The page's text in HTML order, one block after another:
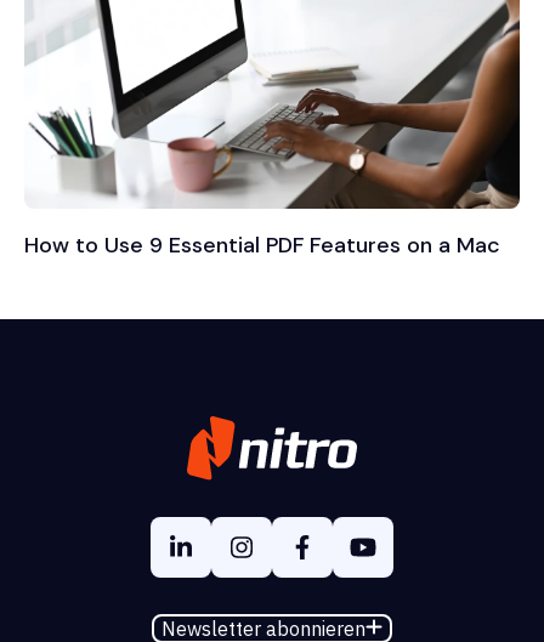
Verschlüsselung
Dokumente (und die
enthaltenen Daten)
im Ruhezustand und bei
Übertragung
How to Use 9 Essential PDF Features on a Mac
Newsletter abonnieren